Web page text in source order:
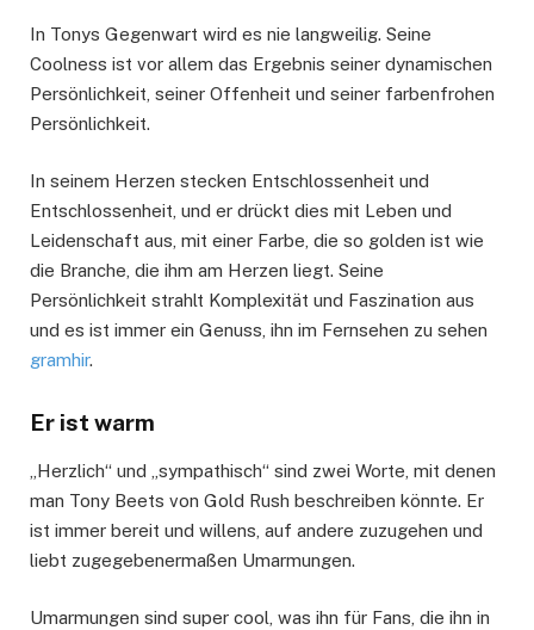
In Tonys Gegenwart wird es nie langweilig. Seine
Coolness ist vor allem das Ergebnis seiner dynamischen
Persönlichkeit, seiner Offenheit und seiner farbenfrohen
Persönlichkeit.
In seinem Herzen stecken Entschlossenheit und
Entschlossenheit, und er drückt dies mit Leben und
Leidenschaft aus, mit einer Farbe, die so golden ist wie
die Branche, die ihm am Herzen liegt. Seine
Persönlichkeit strahlt Komplexität und Faszination aus
und es ist immer ein Genuss, ihn im Fernsehen zu sehen
gramhir.
Er ist warm
„Herzlich“ und „sympathisch“ sind zwei Worte, mit denen
man Tony Beets von Gold Rush beschreiben könnte. Er
ist immer bereit und willens, auf andere zuzugehen und
liebt zugegebenermaßen Umarmungen.
Umarmungen sind super cool, was ihn für Fans, die ihn in